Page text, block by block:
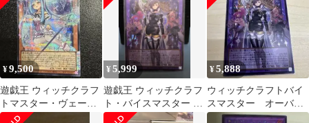
¥9,500
遊戯王 ウィッチクラフ
トマスター・ヴェール
オーバーフレーム
¥5,999
遊戯王 ウィッチクラフ
ト・バイスマスター オ
ーバーフレームシーク
¥5,888
ウィッチクラフトバイ
スマスター オーバー
フレームシークレット